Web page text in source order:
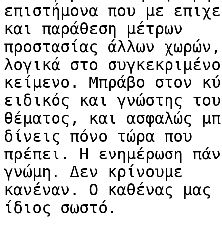
επιστήμονα που με
και παράθεση μέτρων
προστασίας άλλων
λογικά στο
κείμενο. Μπράβο στον
ειδικός και γνώστης
θέματος, και ασφαλώς
δίνεις πόνο τώρα που
πρέπει. Η ενημέρωση
γνώμη. Δεν κρίνουμε
κανέναν. Ο καθένας
ίδιος σωστό.